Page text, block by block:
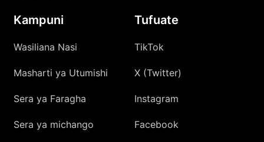
Kampuni
Wasiliana Nasi
Masharti ya Utumishi
Sera ya Faragha
Sera ya michango
Tufuate
TikTok
X (Twitter)
Instagram
Facebook